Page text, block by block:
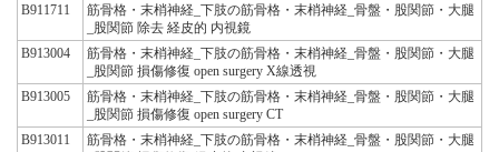
B911711
筋骨格・末梢神経_下肢の筋骨格・末梢神経_骨盤・股関節・大腿
_股関節 除去 経皮的 内視鏡
B913004
筋骨格・末梢神経_下肢の筋骨格・末梢神経_骨盤・股関節・大腿
_股関節 損傷修復 open surgery X線透視
B913005
筋骨格・末梢神経_下肢の筋骨格・末梢神経_骨盤・股関節・大腿
_股関節 損傷修復 open surgery CT
B913011
筋骨格・末梢神経_下肢の筋骨格・末梢神経_骨盤・股関節・大腿